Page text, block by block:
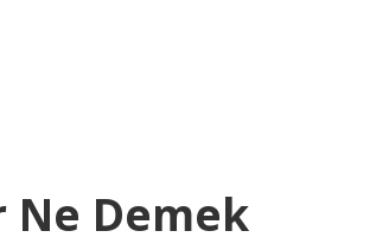
Ne Demek